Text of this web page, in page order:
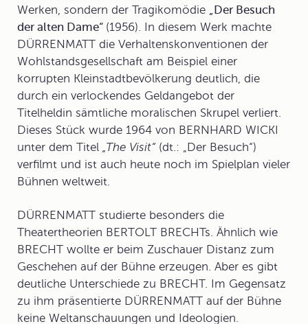
Werken, sondern der Tragikomödie „Der Besuch
der alten Dame“ (1956). In diesem Werk machte
DÜRRENMATT die Verhaltenskonventionen der
Wohlstandsgesellschaft am Beispiel einer
korrupten Kleinstadtbevölkerung deutlich, die
durch ein verlockendes Geldangebot der
Titelheldin sämtliche moralischen Skrupel verliert.
Dieses Stück wurde 1964 von BERNHARD WICKI
unter dem Titel „The Visit“ (dt.: „Der Besuch“)
verfilmt und ist auch heute noch im Spielplan vieler
Bühnen weltweit.
DÜRRENMATT studierte besonders die
Theatertheorien BERTOLT BRECHTs. Ähnlich wie
BRECHT wollte er beim Zuschauer Distanz zum
Geschehen auf der Bühne erzeugen. Aber es gibt
deutliche Unterschiede zu BRECHT. Im Gegensatz
zu ihm präsentierte DÜRRENMATT auf der Bühne
keine Weltanschauungen und Ideologien.